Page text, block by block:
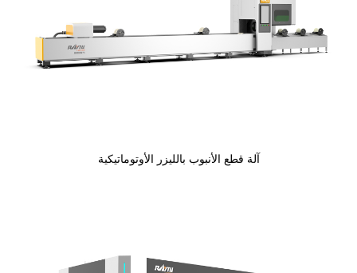
آلة قطع الأنبوب بالليزر الأوتوماتيكية